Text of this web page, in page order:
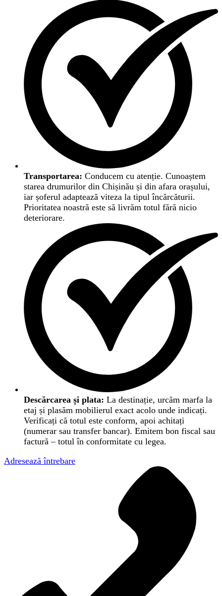
Transportarea: Conducem cu atenție. Cunoaștem
starea drumurilor din Chișinău și din afara orașului,
iar șoferul adaptează viteza la tipul încărcăturii.
Prioritatea noastră este să livrăm totul fără nicio
deteriorare.
Descărcarea și plata: La destinație, urcăm marfa la
etaj și plasăm mobilierul exact acolo unde indicați.
Verificați că totul este conform, apoi achitați
(numerar sau transfer bancar). Emitem bon fiscal sau
factură – totul în conformitate cu legea.
Adresează întrebare